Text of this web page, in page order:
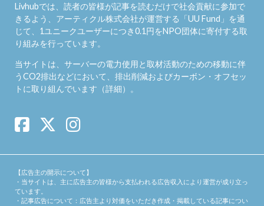
Livhubでは、読者の皆様が記事を読むだけで社会貢献に参加で
きるよう、アーティクル株式会社が運営する「UU Fund 」を通
じて、1ユニークユーザーにつき0.1円をNPO団体に寄付する取
り組みを行っています。
当サイトは、サーバーの電力使用と取材活動のための移動に伴
うCO2排出などにおいて、排出削減およびカーボン・オフセッ
トに取り組んでいます（詳細）。
【広告主の開示について】
・当サイトは、主に広告主の皆様から支払われる広告収入により運営が成り立っ
ています。
・記事広告について：広告主より対価をいただき作成・掲載している記事につい